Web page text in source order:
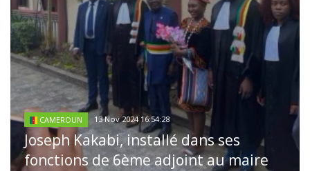
CAMEROUN 13 Nov 2024 16:54:28
Joseph Kakabi, installé dans ses
fonctions de 6ème adjoint au maire